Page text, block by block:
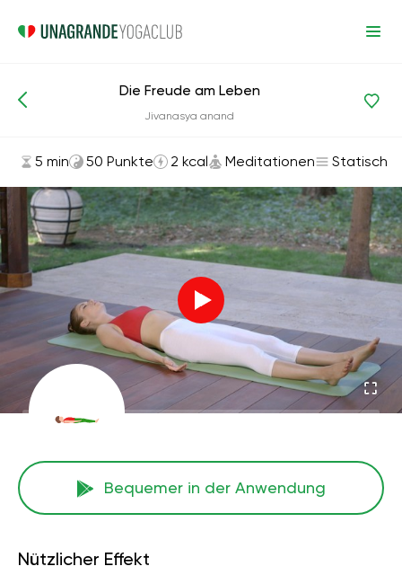
Asanas und Übungen Meditationen
Die Freude am Leben
Jivanasya anand
5 min 50 Punkte 2 kcal Meditationen Statisch
Bequemer in der Anwendung
Nützlicher Effekt